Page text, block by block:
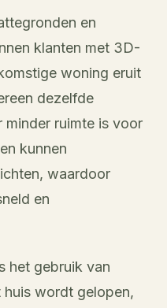
en
klanten met 3D-
woning eruit
dezelfde
ruimte is voor
kunnen
waardoor
en
het gebruik van
huis wordt gelopen,